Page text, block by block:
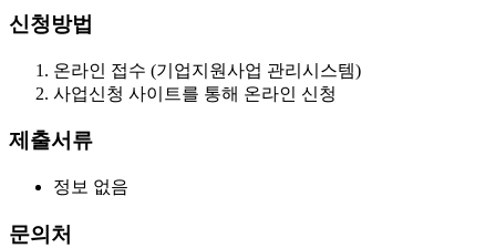
신청방법
온라인 접수 (기업지원사업 관리시스템)
사업신청 사이트를 통해 온라인 신청
제출서류
정보 없음
문의처